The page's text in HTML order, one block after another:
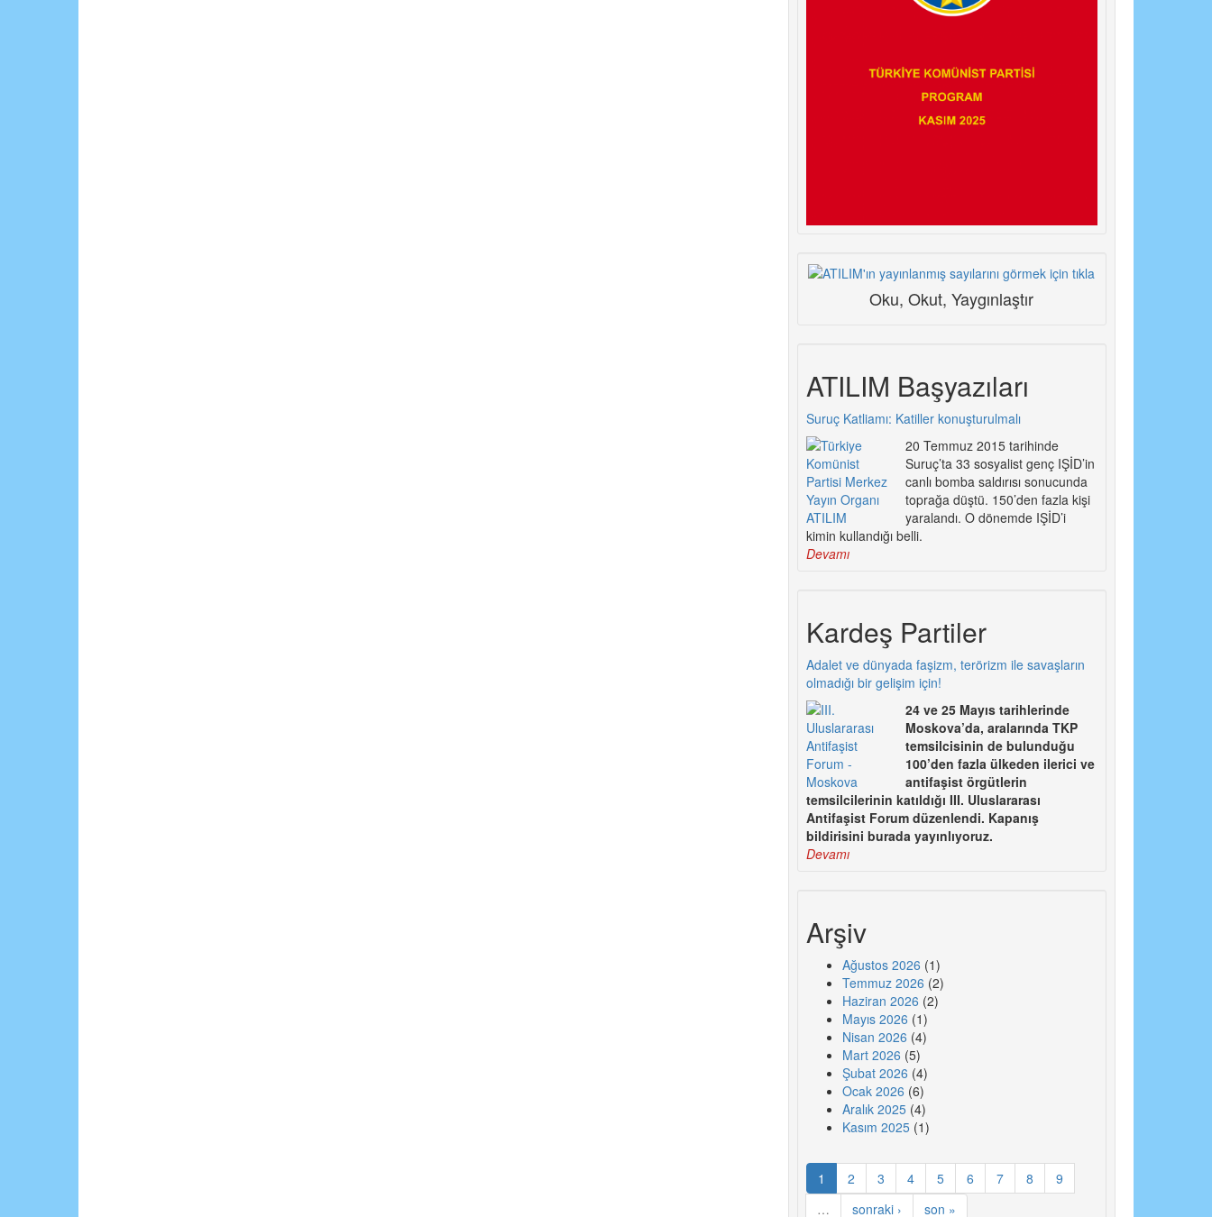
Oku, Okut, Yaygınlaştır
ATILIM Başyazıları
Suruç Katliamı: Katiller konuşturulmalı
20 Temmuz 2015 tarihinde
Suruç’ta 33 sosyalist genç IŞİD’in
canlı bomba saldırısı sonucunda
toprağa düştü. 150’den fazla kişi
yaralandı. O dönemde IŞİD’i
kimin kullandığı belli.
Devamı
Kardeş Partiler
Adalet ve dünyada faşizm, terörizm ile savaşların
olmadığı bir gelişim için!
24 ve 25 Mayıs tarihlerinde
Moskova’da, aralarında TKP
temsilcisinin de bulunduğu
100’den fazla ülkeden ilerici ve
antifaşist örgütlerin
temsilcilerinin katıldığı III. Uluslararası
Antifaşist Forum düzenlendi. Kapanış
bildirisini burada yayınlıyoruz.
Devamı
Arşiv
Ağustos 2026 (1)
Temmuz 2026 (2)
Haziran 2026 (2)
Mayıs 2026 (1)
Nisan 2026 (4)
Mart 2026 (5)
Şubat 2026 (4)
Ocak 2026 (6)
Aralık 2025(4)
Kasım 2025(1)
1 2 3 4 5 6 7 8
9
…
sonraki › son »